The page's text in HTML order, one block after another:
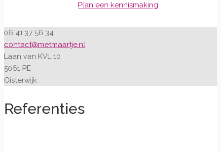
Plan een kennismaking
06 41 37 56 34
contact@metmaartje.nl
Laan van KVL 10
5061 PE
Oisterwijk
Referenties